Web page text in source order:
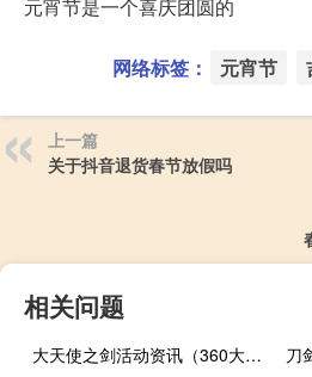
元宵节是一个喜庆团圆的
网络标签： 元宵节
上一篇
关于抖音退货春节放假吗
相关问题
大天使之剑活动资讯（360大天使之剑攻略）
刀